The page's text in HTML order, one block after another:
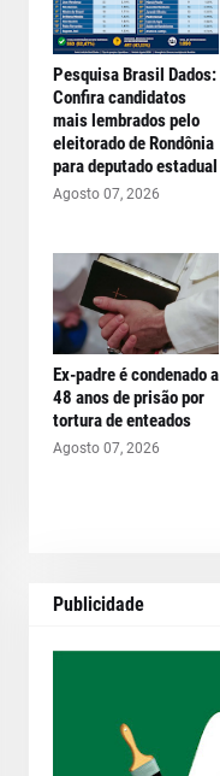
Pesquisa Brasil Dados:
Confira candidatos
mais lembrados pelo
eleitorado de Rondônia
para deputado estadual
Agosto 07, 2026
Ex-padre é condenado a
48 anos de prisão por
tortura de enteados
Agosto 07, 2026
Publicidade